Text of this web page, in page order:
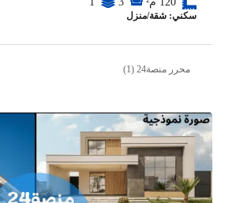
سكني: شقة/منزل
محرر منصة24 (1)